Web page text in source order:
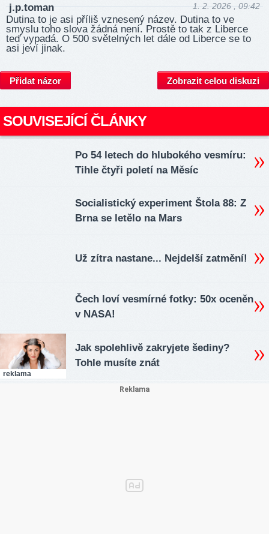
j.p.toman 1. 2. 2026 , 09:42
Dutina to je asi příliš vznesený název. Dutina to ve
smyslu toho slova žádná není. Prostě to tak z Liberce
teď vypadá. O 500 světelných let dále od Liberce se to
asi jeví jinak.
Přidat názor Zobrazit celou diskuzi
SOUVISEJÍCÍ ČLÁNKY
Po 54 letech do hlubokého vesmíru:
Tihle čtyři poletí na Měsíc
Socialistický experiment Štola 88: Z
Brna se letělo na Mars
Už zítra nastane... Nejdelší zatmění!
Čech loví vesmírné fotky: 50x oceněn
v NASA!
reklama
Jak spolehlivě zakryjete šediny?
Tohle musíte znát